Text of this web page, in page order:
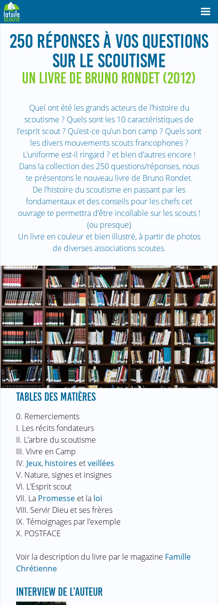
250 RÉPONSES À VOS QUESTIONS
SUR LE SCOUTISME
UN LIVRE DE BRUNO RONDET (2012)
Quel ont été les grands acteurs de l’histoire du
scoutisme ? Quels sont les 10 caractéristiques de
l’esprit scout ? Qu’est-ce qu’un bon camp ? Quels sont
les divers mouvements scouts francophones ?
L’uniforme est-il ringard ? et bien d’autres encore !
Dans la collection des 250 questions/réponses, nous
te présentons le nouveau livre de Bruno Rondet.
De l’histoire du scoutisme en passant par les
fondamentaux et des conseils pour les chefs cet
ouvrage te permettra d’être incollable sur les scouts !
(ou presque)
Un livre en couleur et bien illustré, à partir de photos
de diverses associations scoutes.
TABLES DES MATIÈRES
0. Remerciements
I. Les récits fondateurs
II. L’arbre du scoutisme
III. Vivre en Camp
IV. Jeux, histoires etveillées
V. Nature, signes et insignes
VI. L’Esprit scout
VII. La Promesse et la loi
VIII. Servir Dieu et ses frères
IX. Témoignages par l’exemple
X. POSTFACE
Voir la description du livre par le magazine Famille
Chrétienne
INTERVIEW DE L’AUTEUR